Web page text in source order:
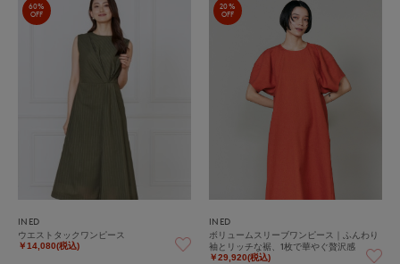
60%
OFF
INED
ウエストタックワンピース
￥14,080(税込)
20%
OFF
INED
ボリュームスリーブワンピース｜ふんわり
袖とリッチな裾、1枚で華やぐ贅沢感
￥29,920(税込)